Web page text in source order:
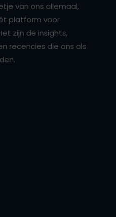
van ons allemaal,
platform voor
zijn de insights,
recencies die ons als